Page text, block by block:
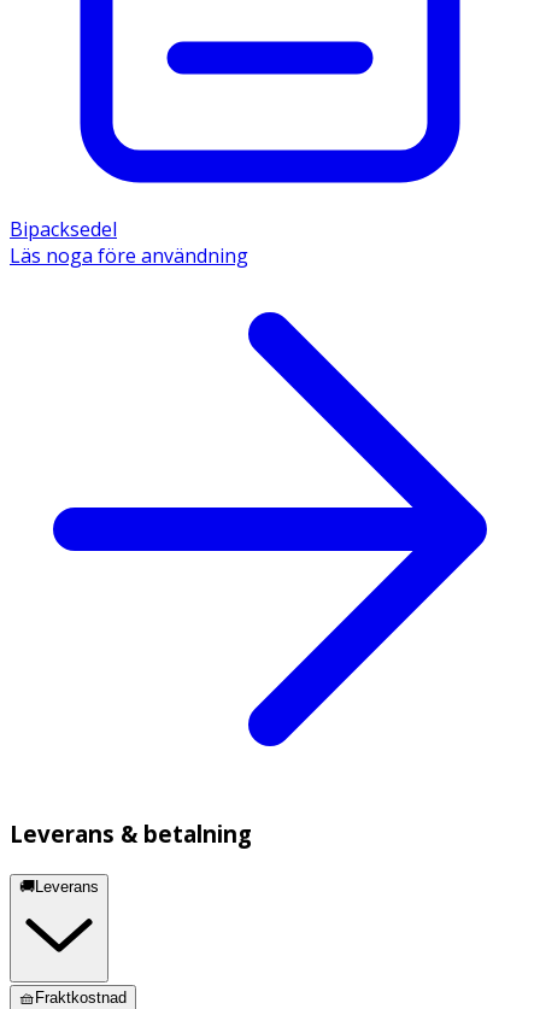
Bipacksedel
Läs noga före användning
Leverans & betalning
🚚Leverans
🧺Fraktkostnad